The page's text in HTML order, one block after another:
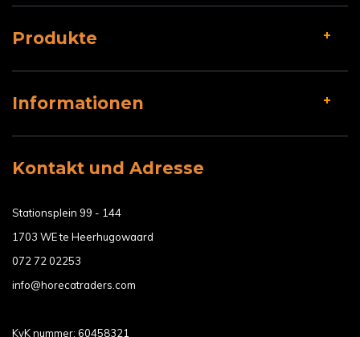
Produkte
Informationen
Kontakt und Adresse
Stationsplein 99 - 144
1703 WE te Heerhugowaard
072 72 02253
info@horecatraders.com
KvK nummer: 60458321